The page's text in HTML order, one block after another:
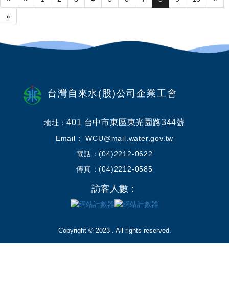
»
台灣自來水(股)公司企業工會
地址：401 台中市東區東光園路344號
Email： WCU@mail.water.gov.tw
電話：(04)2212-0622
傳真：(04)2212-0585
訪客人數：
Copyright © 2023 . All rights reserved.